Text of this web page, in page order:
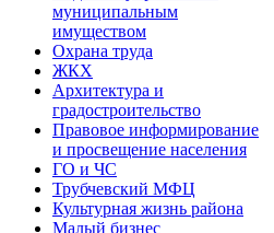
муниципальным
имуществом
Охрана труда
ЖКХ
Архитектура и
градостроительство
Правовое информирование
и просвещение населения
ГО и ЧС
Трубчевский МФЦ
Культурная жизнь района
Малый бизнес